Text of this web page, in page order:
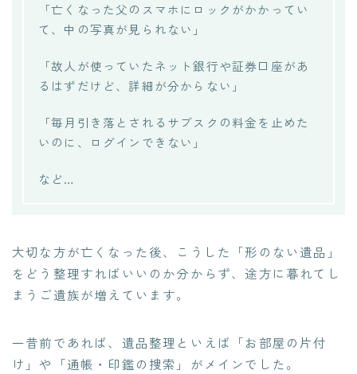
「亡くなった父のスマホにロックがかかってい
て、中の写真が見られない」
「故人が使っていたネット銀行や証券口座があ
るはずだけど、詳細が分からない」
「毎月引き落とされるサブスクの料金を止めた
いのに、ログインできない」
など…
大切な方が亡くなった後、こうした「形のない遺品」
をどう整理すればいいのか分からず、途方に暮れてし
まうご遺族が増えています。
一昔前であれば、遺品整理といえば「お部屋の片付
け」や「通帳・印鑑の捜索」がメインでした。